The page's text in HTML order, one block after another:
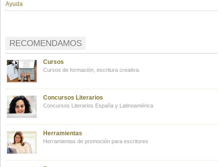
Ayuda
RECOMENDAMOS
Cursos
Cursos de formación, escritura creativa.
Concursos Literarios
Concursos Literarios España y Latinoamérica
Herramientas
Herramientas de promoción para escritores